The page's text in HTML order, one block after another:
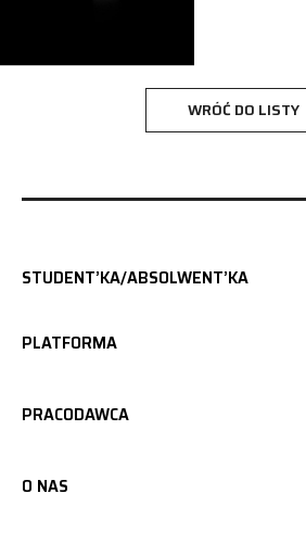
WRÓĆ DO LISTY
STUDENT’KA/ABSOLWENT’KA
PLATFORMA
PRACODAWCA
O NAS